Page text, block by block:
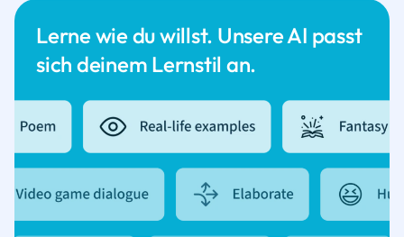
Lerne wie du willst. Unsere AI passt
sich deinem Lernstil an.